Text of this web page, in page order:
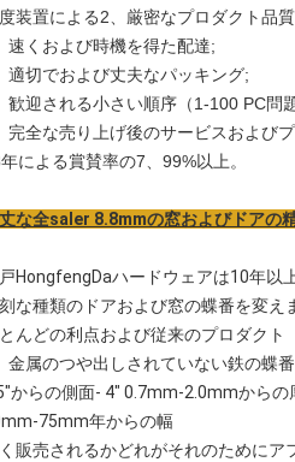
装置による2、厳密なプロダクト品
速くおよび時機を得た配達;
適切でおよび丈夫なパッキング;
歓迎される小さい順序（1-100 PC問
完全な売り上げ後のサービスおよび
による賞賛率の7、99%以上。
な全saler 8.8mmの窓およびドアの
HongfengDaハードウェアは10年以
な種類のドアおよび窓の蝶番を変え
んどの利点および従来のプロダクト
金属のつや出しされていない鉄の蝶
からの側面- 4" 0.7mm-2.0mmからの
75mm年からの幅
販売されるかどれがそれのために